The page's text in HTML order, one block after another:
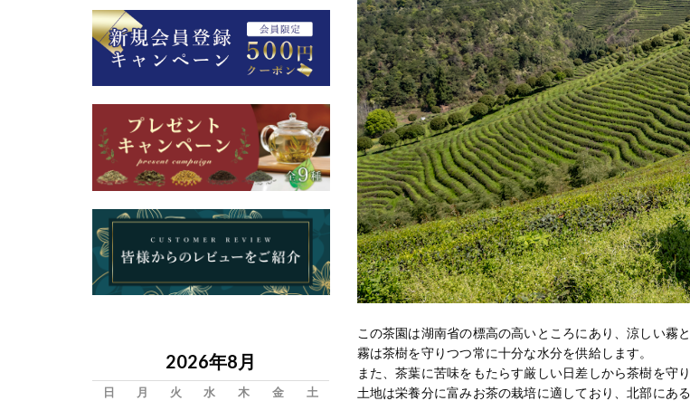
この茶園は湖南省の標高の高いところにあり、涼しい霧
霧は茶樹を守りつつ常に十分な水分を供給します。
また、茶葉に苦味をもたらす厳しい日差しから茶樹を守り
土地は栄養分に富みお茶の栽培に適しており、北部にあ
2026年8月
日 月 火 水 木 金
土